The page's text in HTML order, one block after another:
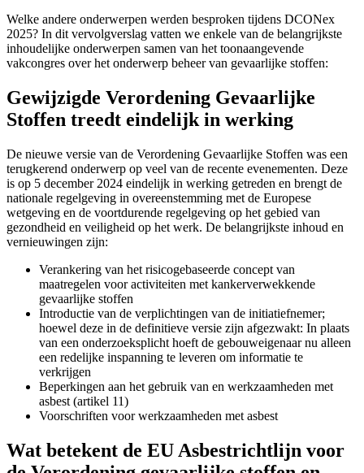
Welke andere onderwerpen werden besproken tijdens DCONex
2025? In dit vervolgverslag vatten we enkele van de belangrijkste
inhoudelijke onderwerpen samen van het toonaangevende
vakcongres over het onderwerp beheer van gevaarlijke stoffen:
Gewijzigde Verordening Gevaarlijke
Stoffen treedt eindelijk in werking
De nieuwe versie van de Verordening Gevaarlijke Stoffen was een
terugkerend onderwerp op veel van de recente evenementen. Deze
is op 5 december 2024 eindelijk in werking getreden en brengt de
nationale regelgeving in overeenstemming met de Europese
wetgeving en de voortdurende regelgeving op het gebied van
gezondheid en veiligheid op het werk. De belangrijkste inhoud en
vernieuwingen zijn:
Verankering van het risicogebaseerde concept van
maatregelen voor activiteiten met kankerverwekkende
gevaarlijke stoffen
Introductie van de verplichtingen van de initiatiefnemer;
hoewel deze in de definitieve versie zijn afgezwakt: In plaats
van een onderzoeksplicht hoeft de gebouweigenaar nu alleen
een redelijke inspanning te leveren om informatie te
verkrijgen
Beperkingen aan het gebruik van en werkzaamheden met
asbest (artikel 11)
Voorschriften voor werkzaamheden met asbest
Wat betekent de EU Asbestrichtlijn voor